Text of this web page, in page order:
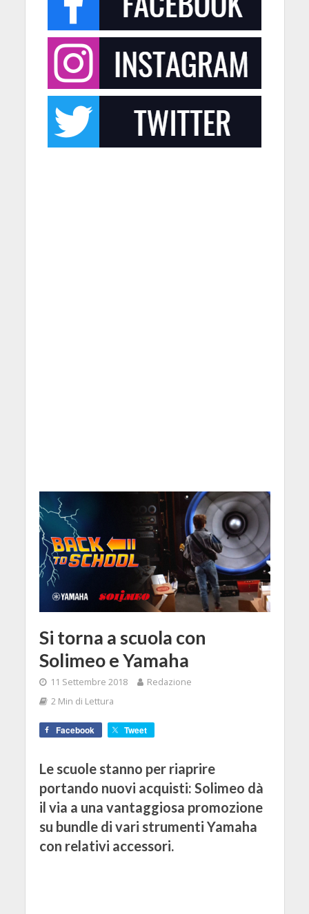
Si torna a scuola con
Solimeo e Yamaha
11 Settembre 2018
Redazione
2 Min di Lettura
Facebook Tweet
Le scuole stanno per riaprire
portando nuovi acquisti: Solimeo dà
il via a una vantaggiosa promozione
su bundle di vari strumenti Yamaha
con relativi accessori.